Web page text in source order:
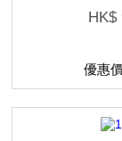
HK$
優惠